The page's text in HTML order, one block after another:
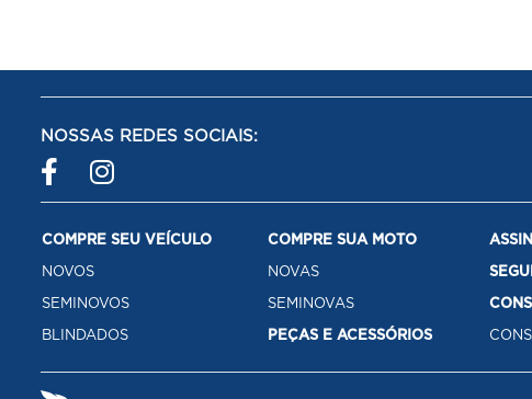
NOSSAS REDES SOCIAIS:
COMPRE SEU VEÍCULO
NOVOS
SEMINOVOS
BLINDADOS
COMPRE SUA MOTO
NOVAS
SEMINOVAS
PEÇAS E ACESSÓRIOS